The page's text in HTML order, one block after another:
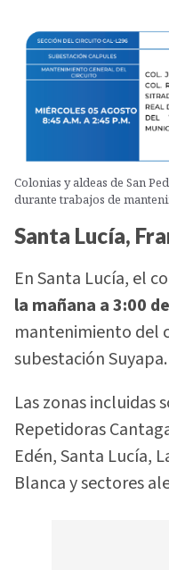
Colonias y aldeas de San
durante trabajos de
Santa Lucía,
En Santa Lucía, el
la mañana a 3:00
mantenimiento del
subestación Suyapa.
Las zonas incluidas
Repetidoras
Edén, Santa Lucía,
Blanca y sectores